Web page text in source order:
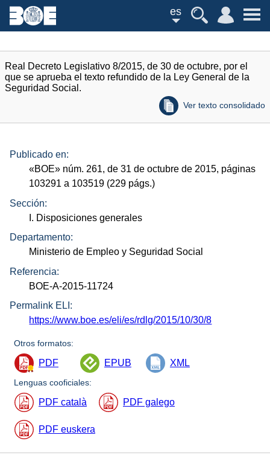
es
Real Decreto Legislativo 8/2015, de 30 de octubre, por el
que se aprueba el texto refundido de la Ley General de la
Seguridad Social.
Ver texto consolidado
Publicado en:
«BOE» núm. 261, de 31 de octubre de 2015, páginas
103291 a 103519 (229 págs.)
Sección:
I. Disposiciones generales
Departamento:
Ministerio de Empleo y Seguridad Social
Referencia:
BOE-A-2015-11724
Permalink ELI:
https://www.boe.es/eli/es/rdlg/2015/10/30/8
Otros formatos:
PDF EPUB XML
Lenguas cooficiales:
PDF català PDF galego
PDF euskera